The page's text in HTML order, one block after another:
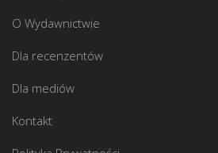
O Wydawnictwie
Dla recenzentów
Dla mediów
Kontakt